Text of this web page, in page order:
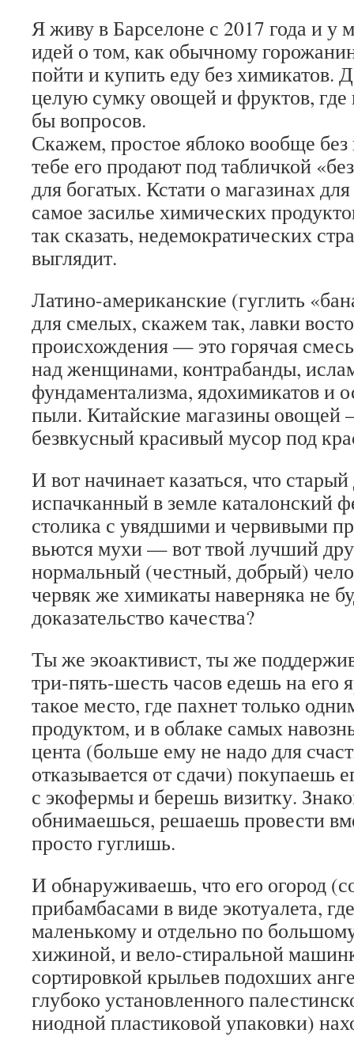
Я живу в Барселоне с 2017 года и у
идей о том, как обычному
пойти и купить еду без химикатов.
целую сумку овощей и фруктов, где
бы вопросов.
Скажем, простое яблоко вообще
тебе его продают под табличкой
для богатых. Кстати о магазинах
самое засилье химических
так сказать, недемократических
выглядит.
Латино-американские (гуглить
для смелых, скажем так, лавки
происхождения — это горячая
над женщинами, контрабанды,
фундаментализма, ядохимикатов и
пыли. Китайские магазины
безвкусный красивый мусор под
И вот начинает казаться, что
испачканный в земле каталонский
столика с увядшими и червивыми
вьются мухи — вот твой лучший
нормальный (честный, добрый)
червяк же химикаты наверняка не
доказательство качества?
Ты же экоактивист, ты же
три-пять-шесть часов едешь на его
такое место, где пахнет только
продуктом, и в облаке самых
цента (больше ему не надо для
отказывается от сдачи) покупаешь
с экофермы и берешь визитку.
обнимаешься, решаешь провести
просто гуглишь.
И обнаруживаешь, что его огород
прибамбасами в виде экотуалета,
маленькому и отдельно по
хижиной, и вело-стиральной
сортировкой крыльев подохших
глубоко установленного
ниодной пластиковой упаковки)